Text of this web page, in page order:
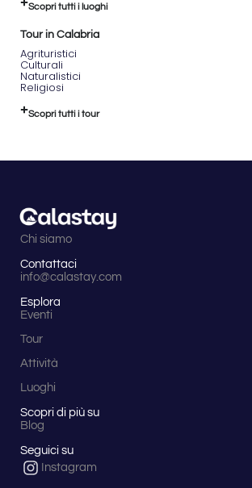
Scopri tutti i luoghi
Tour in Calabria
Agrituristici
Culturali
Naturalistici
Religiosi
Scopri tutti i tour
Chi siamo
Contattaci
info@calastay.com
Esplora
Eventi
Tour
Attività
Luoghi
Scopri di più su
Blog
Seguici su
Instagram